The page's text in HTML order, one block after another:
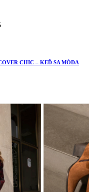
CHIC – KEĎ SA MÓDA